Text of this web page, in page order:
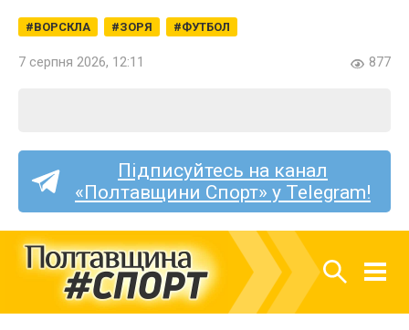
ВОРСКЛА ЗОРЯ ФУТБОЛ
7 серпня 2026, 12:11 877
Підписуйтесь на канал
«Полтавщини Спорт» у Telegram!